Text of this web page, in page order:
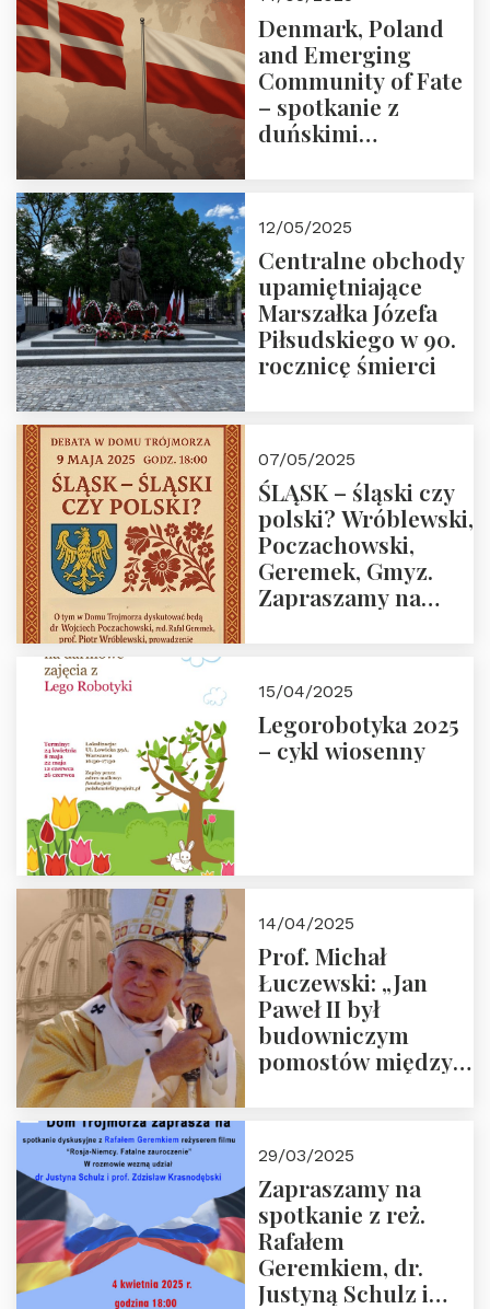
Denmark, Poland
and Emerging
Community of Fate
– spotkanie z
duńskimi
12/05/2025
Centralne obchody
upamiętniające
Marszałka Józefa
Piłsudskiego w 90.
rocznicę śmierci
07/05/2025
ŚLĄSK – śląski czy
polski? Wróblewski,
Poczachowski,
Geremek, Gmyz.
Zapraszamy na
Trójmorza.
15/04/2025
Legorobotyka 2025
– cykl wiosenny
14/04/2025
Prof. Michał
Łuczewski: „Jan
Paweł II był
budowniczym
pomostów między
29/03/2025
Zapraszamy na
spotkanie z reż.
Rafałem
Geremkiem, dr.
Justyną Schulz i